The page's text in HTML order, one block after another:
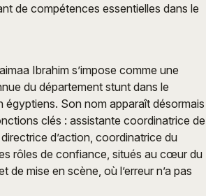
de compétences essentielles dans le
Ibrahim s’impose comme une
du département stunt dans le
égyptiens. Son nom apparaît désormais
clés : assistante coordinatrice de
d’action, coordinatrice du
rôles de confiance, situés au cœur du
de mise en scène, où l’erreur n’a pas